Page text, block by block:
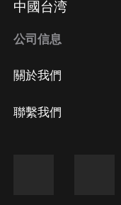
中國台湾
公司信息
關於我們
聯繫我們